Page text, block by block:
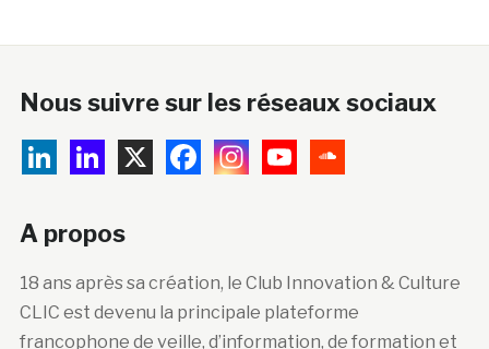
Nous suivre sur les réseaux sociaux
A propos
18 ans après sa création, le Club Innovation & Culture
CLIC est devenu la principale plateforme
francophone de veille, d’information, de formation et